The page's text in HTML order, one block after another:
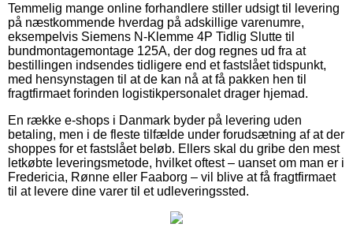
Temmelig mange online forhandlere stiller udsigt til levering
på næstkommende hverdag på adskillige varenumre,
eksempelvis Siemens N-Klemme 4P Tidlig Slutte til
bundmontagemontage 125A, der dog regnes ud fra at
bestillingen indsendes tidligere end et fastslået tidspunkt,
med hensynstagen til at de kan nå at få pakken hen til
fragtfirmaet forinden logistikpersonalet drager hjemad.
En række e-shops i Danmark byder på levering uden
betaling, men i de fleste tilfælde under forudsætning af at der
shoppes for et fastslået beløb. Ellers skal du gribe den mest
letkøbte leveringsmetode, hvilket oftest – uanset om man er i
Fredericia, Rønne eller Faaborg – vil blive at få fragtfirmaet
til at levere dine varer til et udleveringssted.